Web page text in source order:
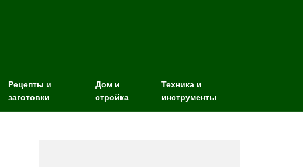
Рецепты и
заготовки
Дом и
стройка
Техника и
инструменты